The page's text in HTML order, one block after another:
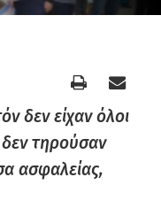
δεν είχαν όλοι
τηρούσαν
ασφαλείας,